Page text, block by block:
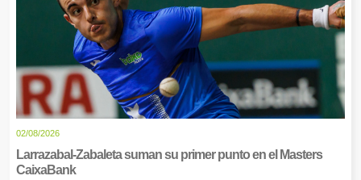
02/08/2026
Larrazabal-Zabaleta suman su primer punto en el Masters
CaixaBank